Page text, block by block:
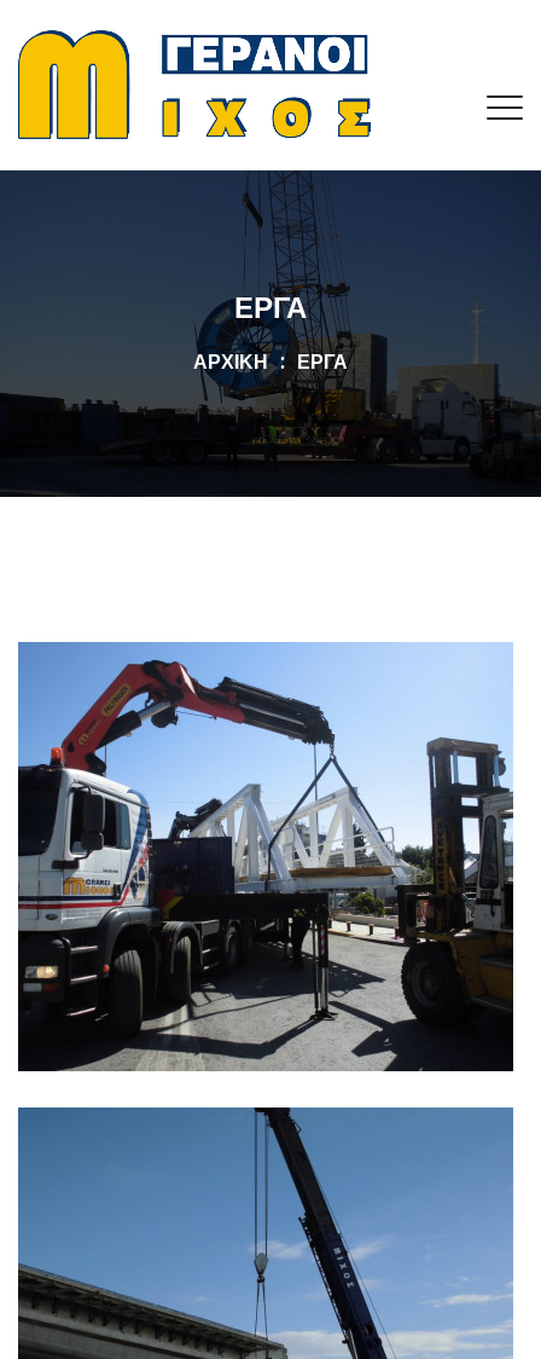
ΈΡΓΑ
ΑΡΧΙΚΉ ΈΡΓΑ